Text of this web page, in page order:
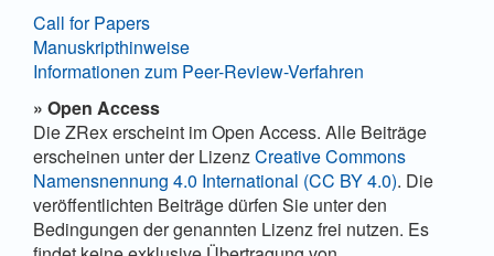
Call for Papers
Manuskripthinweise
Informationen zum Peer-Review-Verfahren
» Open Access
Die ZRex erscheint im Open Access. Alle Beiträge
erscheinen unter der Lizenz Creative Commons
Namensnennung 4.0 International (CC BY 4.0). Die
veröffentlichten Beiträge dürfen Sie unter den
Bedingungen der genannten Lizenz frei nutzen. Es